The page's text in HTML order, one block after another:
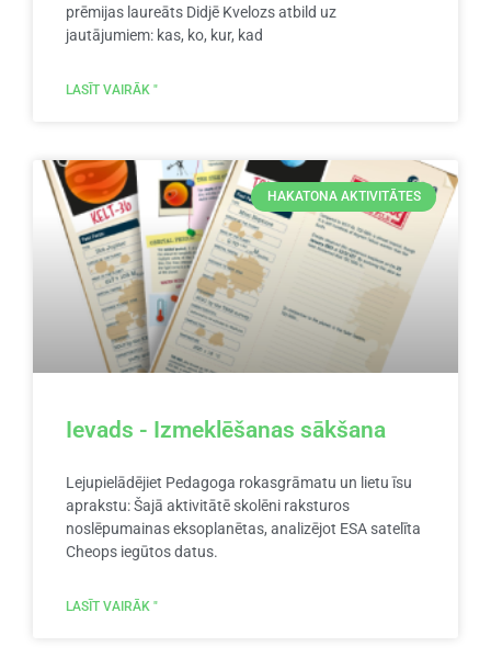
prēmijas laureāts Didjē Kvelozs atbild uz
jautājumiem: kas, ko, kur, kad
LASĪT VAIRĀK "
HAKATONA AKTIVITĀTES
Ievads - Izmeklēšanas sākšana
Lejupielādējiet Pedagoga rokasgrāmatu un lietu īsu
aprakstu: Šajā aktivitātē skolēni raksturos
noslēpumainas eksoplanētas, analizējot ESA satelīta
Cheops iegūtos datus.
LASĪT VAIRĀK "